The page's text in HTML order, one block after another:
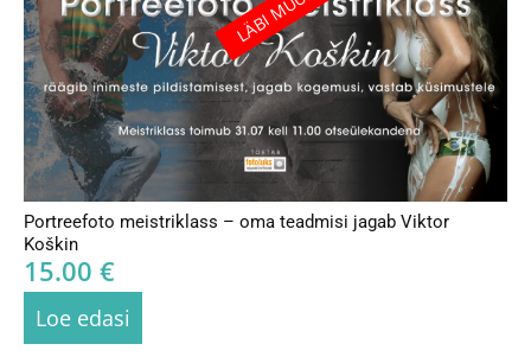
Portreefoto meistriklass – oma teadmisi jagab Viktor
Koškin
15.00 €
Loe edasi